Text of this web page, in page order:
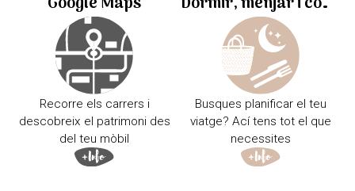
Recorre els carrers i
descobreix el patrimoni des
del teu mòbil
Busques planificar el teu
viatge? Ací tens tot el que
necessites